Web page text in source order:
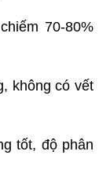
70-80%
không có vết
tốt, độ phân